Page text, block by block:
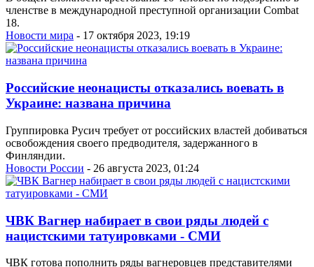
членстве в международной преступной организации Combat
18.
Новости мира - 17 октября 2023, 19:19
Российские неонацисты отказались воевать в
Украине: названа причина
Группировка Русич требует от российских властей добиваться
освобождения своего предводителя, задержанного в
Финляндии.
Новости России - 26 августа 2023, 01:24
ЧВК Вагнер набирает в свои ряды людей с
нацистскими татуировками - СМИ
ЧВК готова пополнить ряды вагнеровцев представителями